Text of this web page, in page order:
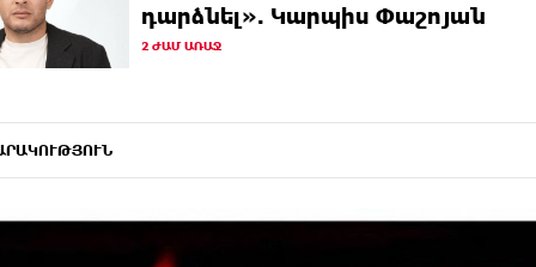
դարձնել». Կարպիս Փաշոյան
2 ԺԱՄ ԱՌԱՋ